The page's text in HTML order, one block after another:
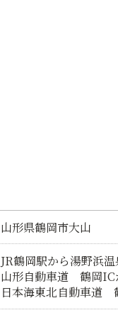
山形県鶴岡市大山
JR鶴岡駅から湯野浜
山形自動車道 鶴岡IC
日本海東北自動車道